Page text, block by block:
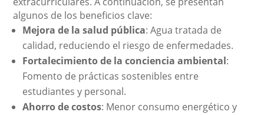
algunos de los beneficios clave:
Mejora de la salud pública: Agua tratada de
calidad, reduciendo el riesgo de enfermedades.
Fortalecimiento de la conciencia ambiental:
Fomento de prácticas sostenibles entre
estudiantes y personal.
Ahorro de costos: Menor consumo energético y